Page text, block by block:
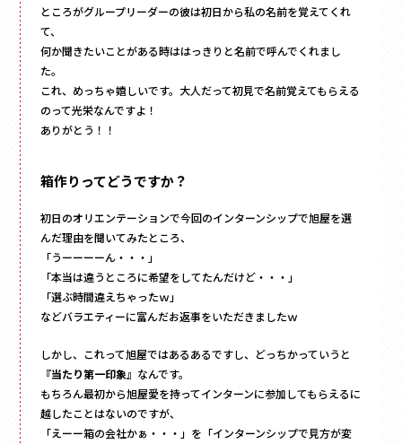
ポーチ
トムソンケース
ところがグループリーダーの彼は初日から私の名前を覚えてくれ
て、
何か聞きたいことがある時ははっきりと名前で呼んでくれまし
た。
これ、めっちゃ嬉しいです。大人だって初見で名前覚えてもらえる
のって光栄なんですよ！
ありがとう！！
箱作りってどうですか？
初日のオリエンテーションで今回のインターンシップで旭屋を選
んだ理由を聞いてみたところ、
「うーーーーん・・・」
「本当は違うところに希望をしてたんだけど・・・」
「選ぶ時間違えちゃったｗ」
などバラエティーに富んだお返事をいただきましたｗ
しかし、これって旭屋ではあるあるですし、どっちかっていうと
『当たり第一印象』 なんです。
もちろん最初から旭屋愛を持ってインターンに参加してもらえるに
越したことはないのですが、
「えーー箱の会社かぁ・・・」を「インターンシップで見方が変